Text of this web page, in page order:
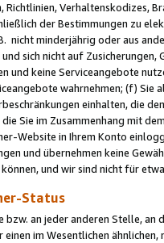
Richtlinien, Verhaltenskodizes,
der Bestimmungen zu
nicht minderjährig oder aus
sich nicht auf Zusicherungen,
und keine Serviceangebote
wahrnehmen; (f)
einhalten, die
Sie im Zusammenhang mit
Website in Ihrem Konto
und übernehmen keine
und wir sind nicht für
Status
bzw. an jeder anderen Stelle,
im Wesentlichen